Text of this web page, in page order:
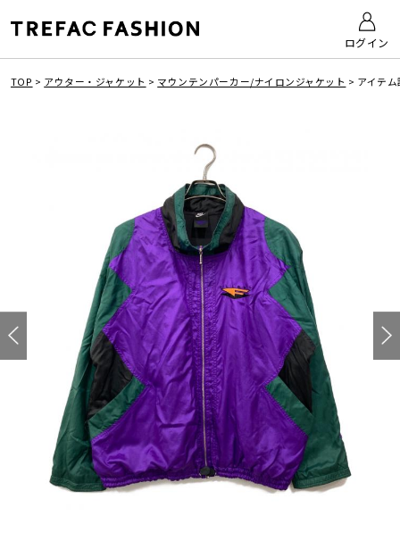
ログイン
TOP > アウター・ジャケット > マウンテンパーカー/ナイロンジャケット > アイテ